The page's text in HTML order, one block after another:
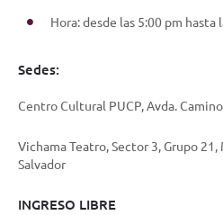
Hora: desde las 5:00 pm hasta
Sedes:
Centro Cultural PUCP, Avda.
Vichama Teatro, Sector 3, Grupo 21,
Salvador
INGRESO LIBRE